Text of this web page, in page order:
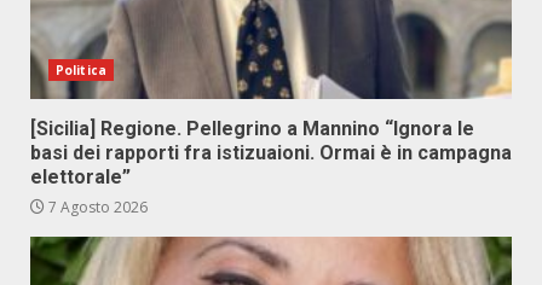
Politica
[Sicilia] Regione. Pellegrino a Mannino “Ignora le
basi dei rapporti fra istizuaioni. Ormai è in campagna
elettorale”
7 Agosto 2026